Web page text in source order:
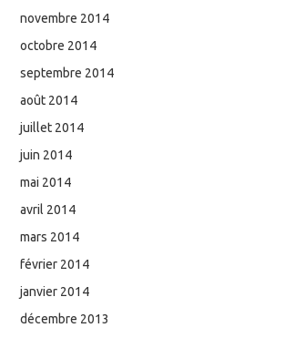
novembre 2014
octobre 2014
septembre 2014
août 2014
juillet 2014
juin 2014
mai 2014
avril 2014
mars 2014
février 2014
janvier 2014
décembre 2013